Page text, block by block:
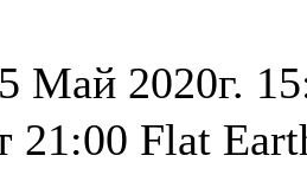
Май 2020г.
21:00 Flat